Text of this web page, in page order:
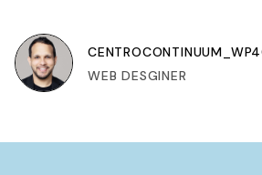
WEB DESGINER